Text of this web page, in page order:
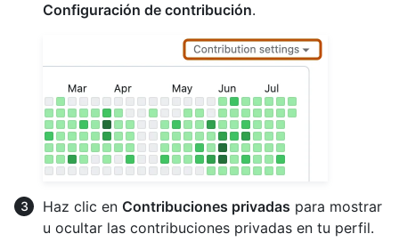
Configuración de contribución.
Haz clic en Contribuciones privadas para mostrar
u ocultar las contribuciones privadas en tu perfil.